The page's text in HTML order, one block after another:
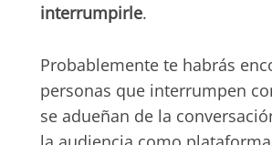
interrumpirle.
Probablemente te habrás
personas que interrumpen
se adueñan de la